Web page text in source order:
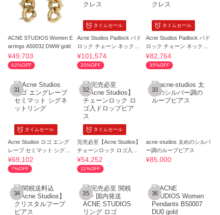
ACNE STUDIOS Women E
arrings A50032 DWW gold
¥49,703
62%OFF
タイムセール
Acne Studios Padlock パド
ロック チェーン ネックレ
ス
¥101,574
20%OFF
タイムセール
Acne Studios Padlock パド
ロック チェーン ネックレ
ス
¥82,764
35%OFF
タイムセール
31
Acne Studios ロゴ エング
レーブ セミマット シグネ
ットリング
¥69,102
7%OFF
タイムセール
32
完売必至【Acne Studios】
チェーンロック ロゴ入ド
ロップピアス
¥54,252
11%OFF
33
acne-studios 太めのシルバ
ー調のループピアス
¥85,000
34 35 36